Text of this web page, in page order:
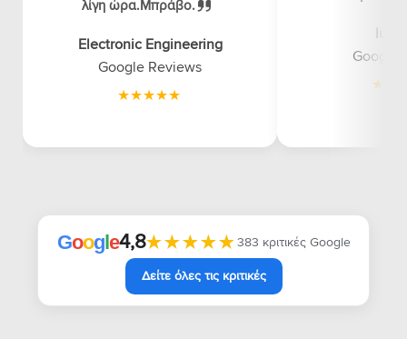
λίγη ώρα.Μπράβο.
Electronic Engineering
Google Reviews
Google
Google4,8★★★★★
★★★★★ 383 κριτικές Google
Δείτε όλες τις κριτικές